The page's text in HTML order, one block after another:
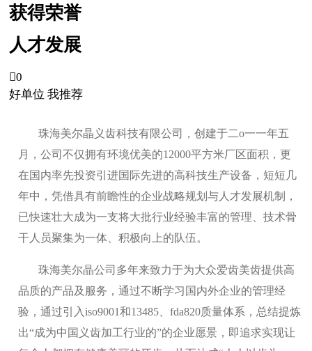
获得荣誉
人才发展
0
好单位 我推荐
珠海美尔晶义齿科技有限公司，创建于二o一一年五
月，公司不仅拥有环境优美的12000平方米厂区面积，更
在国内率先投资引进国际先进的高科技生产设备，短短几
年中，凭借具有前瞻性的企业战略规划与人才发展机制，
已快速壮大成为一支将大批行业经验丰富的管理、技术骨
干人员聚集为一体、积极向上的队伍。
珠海美尔晶公司多年来致力于为大众爱齿美齿提供高
品质的产品及服务，通过不断学习国内外企业的管理经
验，通过引入iso9001和13485、fda820质量体系，总结提炼
出“成为中国义齿加工行业的”的企业愿景，即追求实现让